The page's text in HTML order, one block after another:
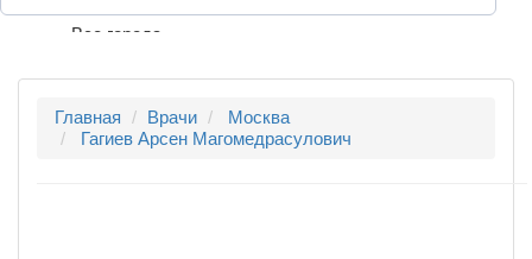
Все города
Главная Врачи
Москва
Гагиев Арсен Магомедрасулович